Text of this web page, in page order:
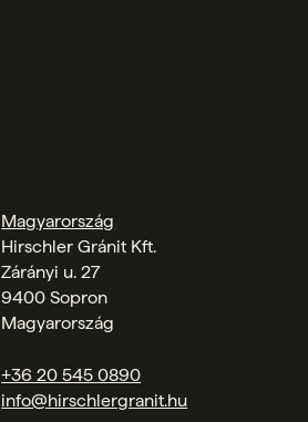
Magyarország
Hirschler Gránit Kft.
Zárányi u. 27
9400 Sopron
Magyarország
+36 20 545 0890
info@hirschlergranit.hu